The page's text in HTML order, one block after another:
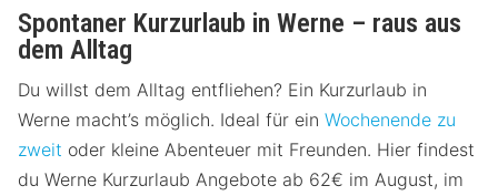
Spontaner Kurzurlaub in Werne – raus aus
dem Alltag
Du willst dem Alltag entfliehen? Ein Kurzurlaub in
Werne macht’s möglich. Ideal für ein Wochenende zu
zweit oder kleine Abenteuer mit Freunden. Hier findest
du Werne Kurzurlaub Angebote ab 62€ im August, im